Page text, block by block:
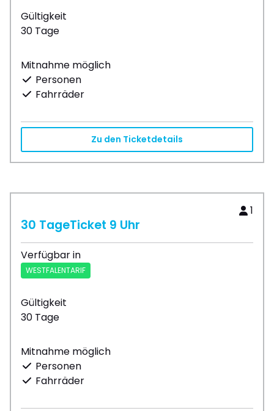
Gültigkeit
30 Tage
Mitnahme möglich
Personen
Fahrräder
Zu den Ticketdetails
1
30 TageTicket 9 Uhr
Verfügbar in
WESTFALENTARIF
Gültigkeit
30 Tage
Mitnahme möglich
Personen
Fahrräder